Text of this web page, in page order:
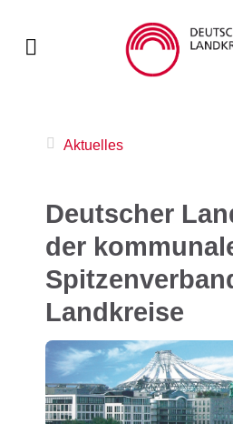
Aktuelles
Deutscher
der
Landkreise